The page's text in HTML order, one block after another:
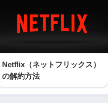
Netflix（ネットフリックス）
の解約方法